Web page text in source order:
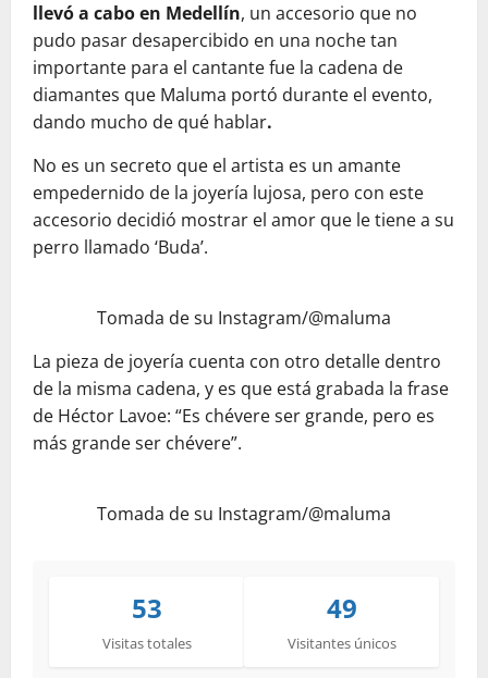
llevó a cabo en Medellín, un accesorio que no
pudo pasar desapercibido en una noche tan
importante para el cantante fue la cadena de
diamantes que Maluma portó durante el evento,
dando mucho de qué hablar.
No es un secreto que el artista es un amante
empedernido de la joyería lujosa, pero con este
accesorio decidió mostrar el amor que le tiene a su
perro llamado ‘Buda’.
Tomada de su Instagram/@maluma
La pieza de joyería cuenta con otro detalle dentro
de la misma cadena, y es que está grabada la frase
de Héctor Lavoe: “Es chévere ser grande, pero es
más grande ser chévere”.
Tomada de su Instagram/@maluma
53
Visitas totales
49
Visitantes únicos